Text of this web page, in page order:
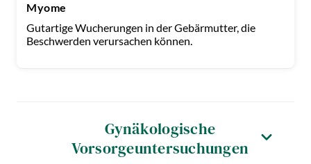
Myome
Gutartige Wucherungen in der Gebärmutter, die
Beschwerden verursachen können.
Gynäkologische
Vorsorgeuntersuchungen